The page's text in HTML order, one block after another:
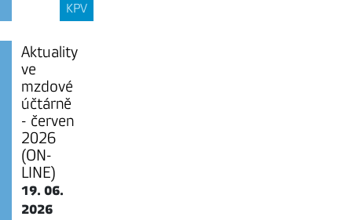
KPV
Aktuality
ve
mzdové
účtárně
- červen
2026
(ON-
LINE)
19. 06.
2026